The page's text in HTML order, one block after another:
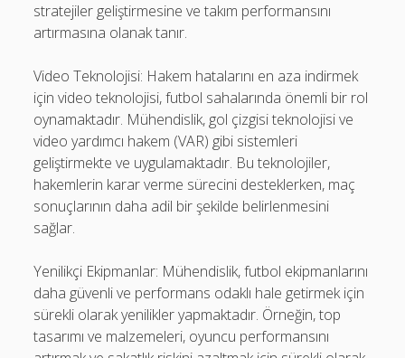
stratejiler geliştirmesine ve takım performansını
artırmasına olanak tanır.
Video Teknolojisi: Hakem hatalarını en aza indirmek
için video teknolojisi, futbol sahalarında önemli bir rol
oynamaktadır. Mühendislik, gol çizgisi teknolojisi ve
video yardımcı hakem (VAR) gibi sistemleri
geliştirmekte ve uygulamaktadır. Bu teknolojiler,
hakemlerin karar verme sürecini desteklerken, maç
sonuçlarının daha adil bir şekilde belirlenmesini
sağlar.
Yenilikçi Ekipmanlar: Mühendislik, futbol ekipmanlarını
daha güvenli ve performans odaklı hale getirmek için
sürekli olarak yenilikler yapmaktadır. Örneğin, top
tasarımı ve malzemeleri, oyuncu performansını